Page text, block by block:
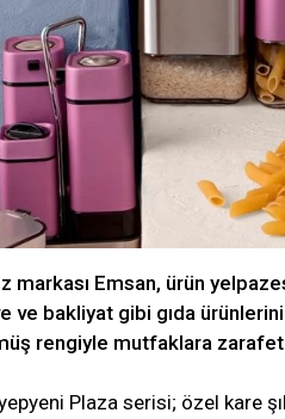
markası Emsan, ürün
ve bakliyat gibi gıda
rengiyle mutfaklara zarafet
Plaza serisi; özel kare